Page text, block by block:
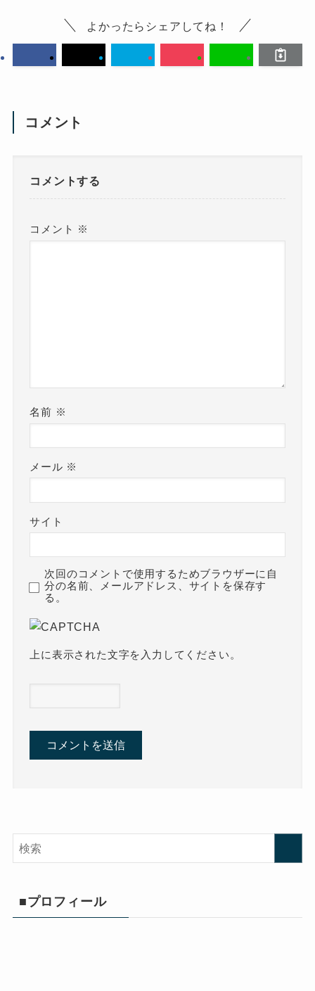
よかったらシェアしてね！
コメント
コメントする
コメント ※
名前 ※
メール ※
サイト
次回のコメントで使用するためブラウザーに自
分の名前、メールアドレス、サイトを保存す
る。
上に表示された文字を入力してください。
■プロフィール